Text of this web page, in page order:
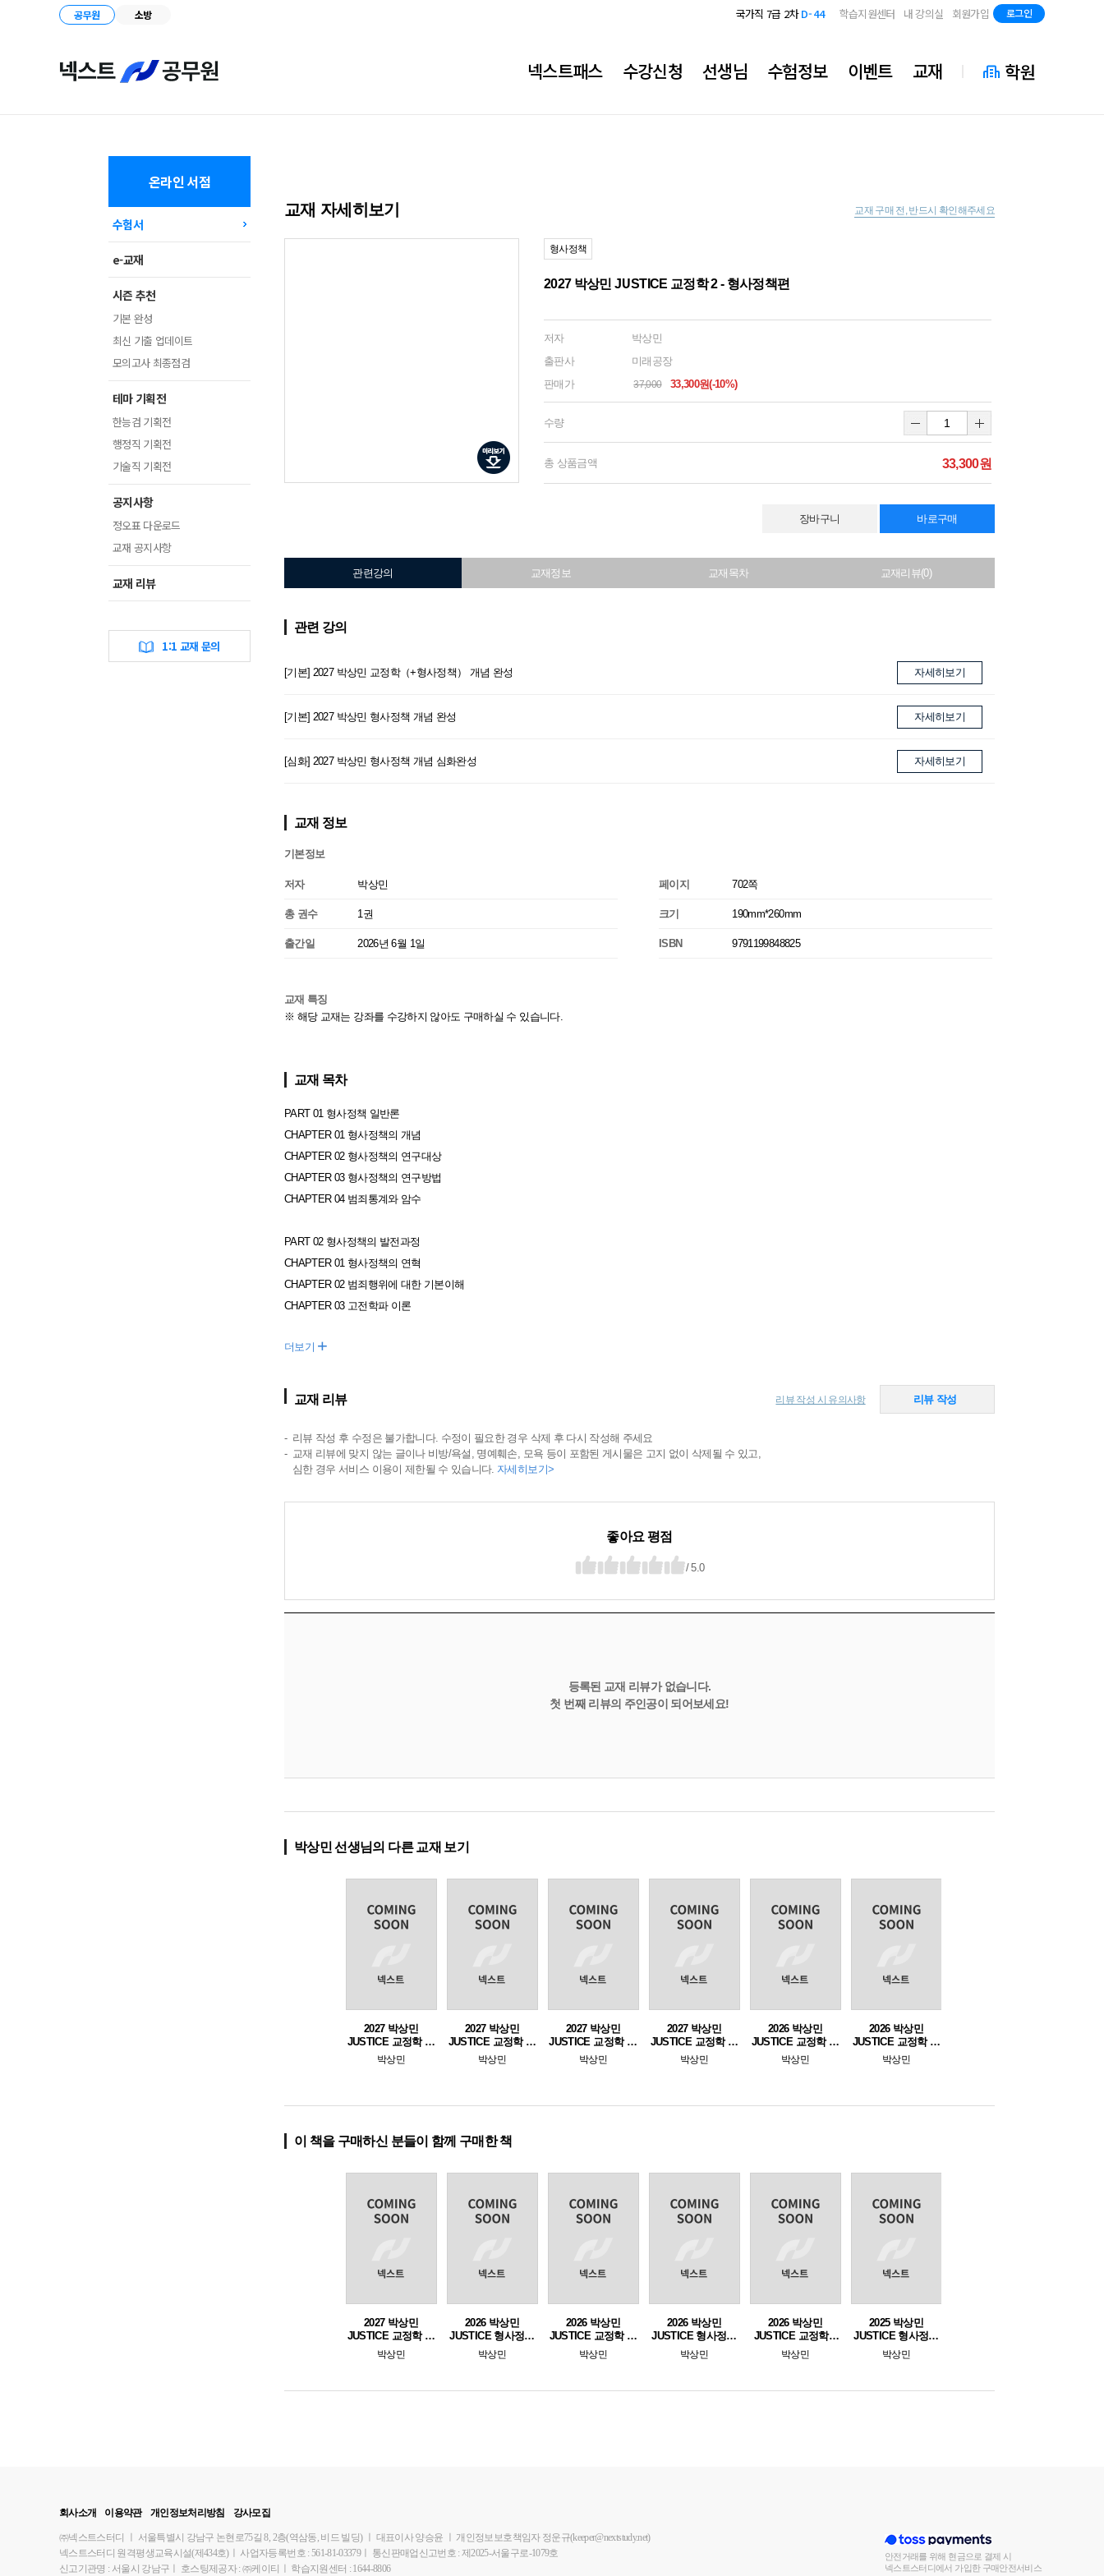
공무원 소방 학습지원센터 내 강의실 회원가입 로그인
국가직 7급 2차D-44
지방직 7급
넥스트패스 수강신청 선생님 수험정보 이벤트 교재 학원
온라인 서점
수험서
e-교재
시즌 추천
기본 완성
최신 기출 업데이트
모의고사 최종점검
테마 기획전
한능검 기획전
행정직 기획전
기술직 기획전
공지사항
정오표 다운로드
교재 공지사항
교재 리뷰
1:1 교재 문의
교재 자세히보기 교재 구매 전, 반드시 확인해주세요
형사정책
2027 박상민 JUSTICE 교정학 2 - 형사정책편
저자
박상민
출판사
미래공장
판매가
37,000 33,300원(-10%)
수량
총 상품금액 33,300원
장바구니 바로구매
관련강의 교재정보 교재목차 교재리뷰(0)
관련 강의
[기본] 2027 박상민 교정학（+형사정책） 개념 완성 자세히보기
[기본] 2027 박상민 형사정책 개념 완성 자세히보기
[심화] 2027 박상민 형사정책 개념 심화완성 자세히보기
교재 정보
기본정보
저자 박상민
총 권수 1권
출간일 2026년 6월 1일
페이지 702쪽
크기 190mm*260mm
ISBN 9791199848825
교재 특징
※ 해당 교재는 강좌를 수강하지 않아도 구매하실 수 있습니다.
교재 목차
PART 01 형사정책 일반론
CHAPTER 01 형사정책의 개념
CHAPTER 02 형사정책의 연구대상
CHAPTER 03 형사정책의 연구방법
CHAPTER 04 범죄통계와 암수
PART 02 형사정책의 발전과정
CHAPTER 01 형사정책의 연혁
CHAPTER 02 범죄행위에 대한 기본이해
CHAPTER 03 고전학파 이론
더보기 +
교재 리뷰 리뷰 작성 시 유의사항 리뷰 작성
리뷰 작성 후 수정은 불가합니다. 수정이 필요한 경우 삭제 후 다시 작성해 주세요
교재 리뷰에 맞지 않는 글이나 비방/욕설, 명예훼손, 모욕 등이 포함된 게시물은 고지 없이 삭제될 수 있고,
심한 경우 서비스 이용이 제한될 수 있습니다. 자세히보기>
좋아요 평점
/ 5.0
등록된 교재 리뷰가 없습니다.
첫 번째 리뷰의 주인공이 되어보세요!
박상민 선생님의 다른 교재 보기
2027 박상민
JUSTICE 교정학 단
원별 핵심 1000제
[교정학편]
박상민
2027 박상민
JUSTICE 교정학 단
원별 핵심 1000제
[형사정책편]
박상민
2027 박상민
JUSTICE 교정학 1 -
교정학편
박상민
2027 박상민
JUSTICE 교정학 단
기완성 [최신기출
700제]
박상민
2026 박상민
JUSTICE 교정학 마
무리특강
박상민
2026 박상민
JUSTICE 교정학 실
전 모의고사
박상민
이 책을 구매하신 분들이 함께 구매한 책
2027 박상민
JUSTICE 교정학 단
원별 핵심 1000제
[형사정책편]
박상민
2026 박상민
JUSTICE 형사정책
핵기총+모의고사
(20회)
박상민
2026 박상민
JUSTICE 교정학 단
원별 핵심 1000제
[형사정책편]
박상민
2026 박상민
JUSTICE 형사정책
기출문제해설
박상민
2026 박상민
JUSTICE 교정학 2
[형사정책편]
박상민
2025 박상민
JUSTICE 형사정책
핵심지문 총정리 [보
호직용]
박상민
회사소개 이용약관 개인정보처리방침 강사모집
㈜넥스트스터디 ㅣ 서울특별시 강남구 논현로75길 8, 2층(역삼동, 비드 빌딩) ㅣ 대표이사 양승윤 ㅣ 개인정보보호책임자 정운규(keeper@nextstudy.net)
넥스트스터디 원격평생교육시설(제434호)ㅣ 사업자등록번호 : 561-81-03379ㅣ 통신판매업신고번호 : 제2025-서울구로-1079호
신고기관명 : 서울시 강남구 ㅣ 호스팅제공자 : ㈜케이티 ㅣ 학습지원센터 : 1644-8806
안전거래를 위해 현금으로 결제 시
넥스트스터디에서 가입한 구매안전서비스